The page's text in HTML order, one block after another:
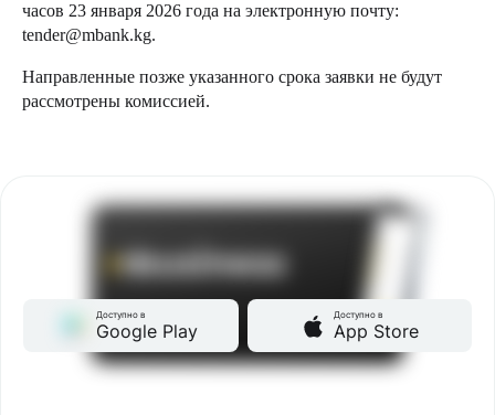
часов 23 января 2026 года на электронную почту:
tender@mbank.kg.
Направленные позже указанного срока заявки не будут
рассмотрены комиссией.
Доступно в
Google Play
Доступно в
App Store